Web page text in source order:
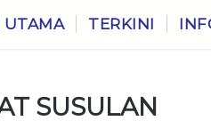
UTAMA TERKINI
SUSULAN